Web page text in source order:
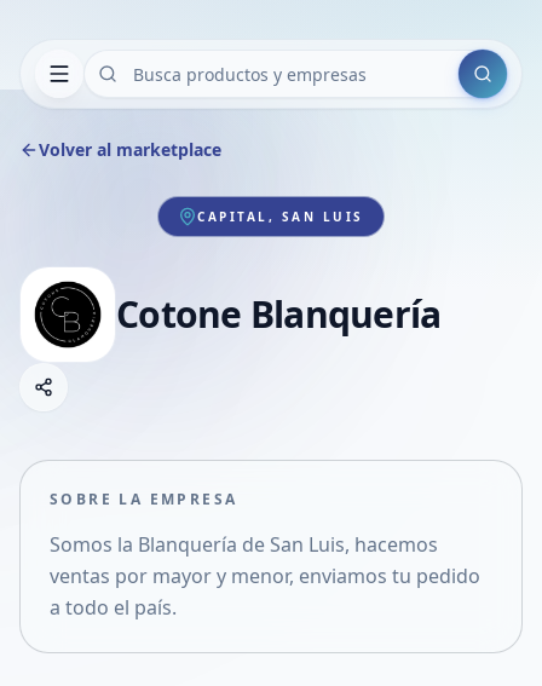
Buscar
Volver al marketplace
CAPITAL, SAN LUIS
Cotone Blanquería
Compartir empresa
Compartir en X
SOBRE LA EMPRESA
Somos la Blanquería de San Luis, hacemos
ventas por mayor y menor, enviamos tu pedido
a todo el país.